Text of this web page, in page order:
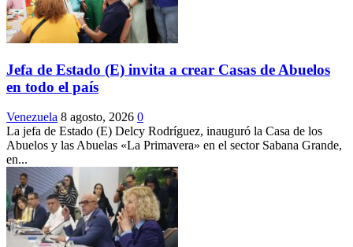
Jefa de Estado (E) invita a crear Casas de Abuelos
en todo el país
Venezuela 8 agosto, 2026 0
La jefa de Estado (E) Delcy Rodríguez, inauguró la Casa de los
Abuelos y las Abuelas «La Primavera» en el sector Sabana Grande,
en...